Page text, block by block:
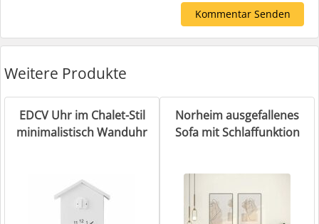
Weitere Produkte
EDCV Uhr im Chalet-Stil
minimalistisch Wanduhr
Norheim ausgefallenes
Sofa mit Schlaffunktion